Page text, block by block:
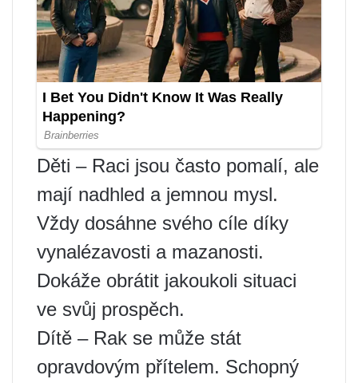
Děti – Raci jsou často pomalí, ale
mají nadhled a jemnou mysl.
Vždy dosáhne svého cíle díky
vynalézavosti a mazanosti.
Dokáže obrátit jakoukoli situaci
ve svůj prospěch.
Dítě – Rak se může stát
opravdovým přítelem. Schopný